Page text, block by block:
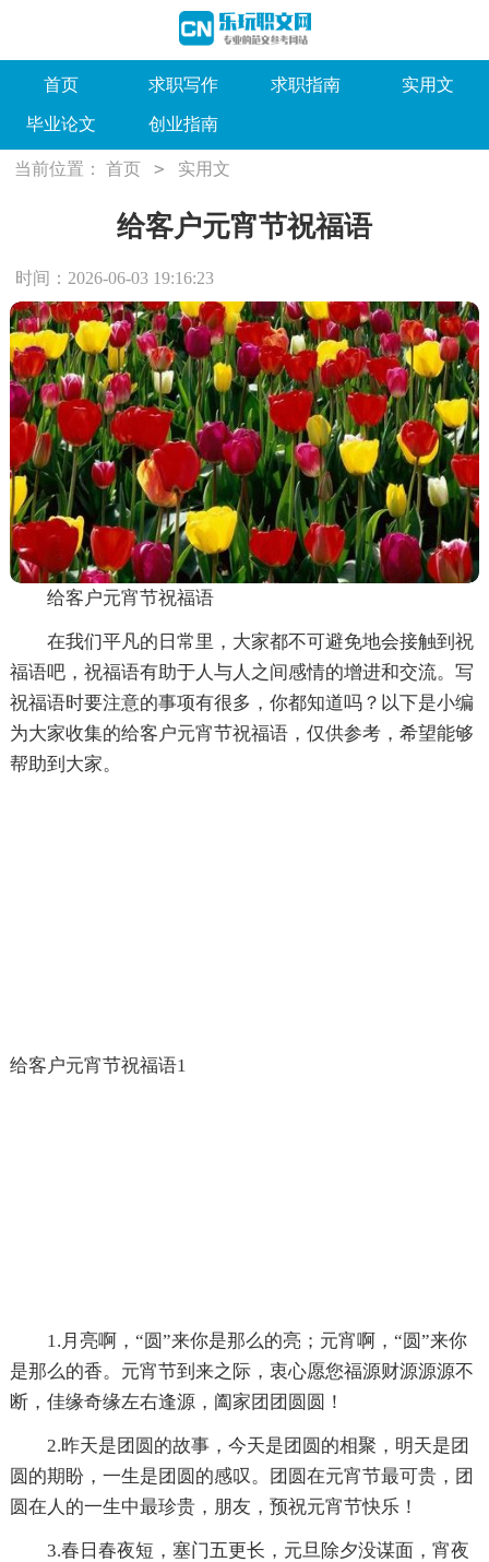
首页 求职写作 求职指南 实用文
毕业论文 创业指南
当前位置： 首页 > 实用文
给客户元宵节祝福语
时间：2026-06-03 19:16:23
给客户元宵节祝福语
在我们平凡的日常里，大家都不可避免地会接触到祝
福语吧，祝福语有助于人与人之间感情的增进和交流。写
祝福语时要注意的事项有很多，你都知道吗？以下是小编
为大家收集的给客户元宵节祝福语，仅供参考，希望能够
帮助到大家。
给客户元宵节祝福语1
1.月亮啊，“圆”来你是那么的亮；元宵啊，“圆”来你
是那么的香。元宵节到来之际，衷心愿您福源财源源源不
断，佳缘奇缘左右逢源，阖家团团圆圆！
2.昨天是团圆的故事，今天是团圆的相聚，明天是团
圆的期盼，一生是团圆的感叹。团圆在元宵节最可贵，团
圆在人的一生中最珍贵，朋友，预祝元宵节快乐！
3.春日春夜短，塞门五更长，元旦除夕没谋面，宵夜